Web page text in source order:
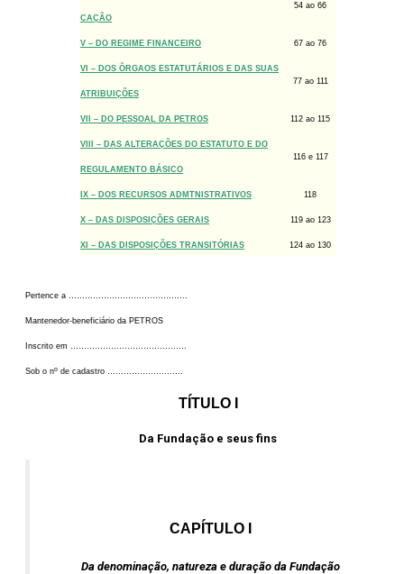
CAÇÃO
54 ao 66
V – DO REGIME FINANCEIRO 67 ao 76
VI – DOS ÔRGAOS ESTATUTÁRIOS E DAS SUAS
ATRIBUIÇÕES
77 ao 111
VII – DO PESSOAL DA PETROS 112 ao 115
VIII – DAS ALTERAÇÕES DO ESTATUTO E DO
REGULAMENTO BÁSICO
116 e 117
IX – DOS RECURSOS ADMTNISTRATIVOS 118
X – DAS DISPOSIÇÕES GERAIS 119 ao 123
XI – DAS DISPOSIÇÕES TRANSITÓRIAS 124 ao 130
Pertence a ……………………………………..
Mantenedor-beneficiário da PETROS
Inscrito em …………………………………….
Sob o no de cadastro ……………………….
TÍTULO I
Da Fundação e seus fins
CAPÍTULO I
Da denominação, natureza e duração da Fundação